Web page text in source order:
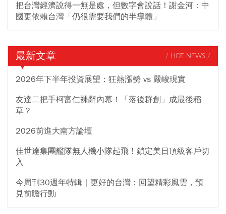
把台灣經濟說得一無是處，但數字會說話！謝金河：中
國更依賴台灣「仍很需要我們的半導體」
最新文章 / HOT NEWS /
2026年下半年投資展望：狂熱漲勢 vs 嚴峻現實
友達二把手柯富仁裸辭內幕！「落後群創」成最後稻
草？
2026前進大南方論壇
佳世達集團艦隊無人機小隊起飛！鎖定美日頂級客戶切
入
今周刊30週年特輯｜更好的台灣：回望精彩風雲，預
見前瞻行動